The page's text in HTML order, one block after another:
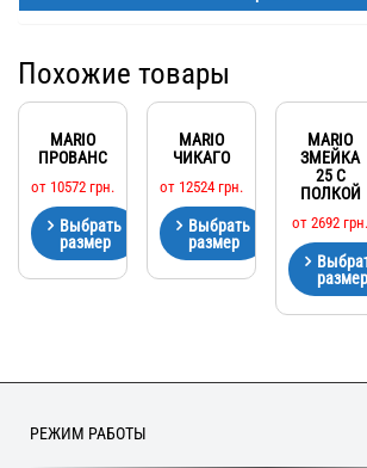
Похожие товары
MARIO
ПРОВАНС
от 10572 грн.
Выбрать
размер
MARIO
ЧИКАГО
от 12524 грн.
Выбрать
размер
MARIO
ЗМЕЙКА
25 С
ПОЛКОЙ
от2692 грн.
размер
РЕЖИМ РАБОТЫ